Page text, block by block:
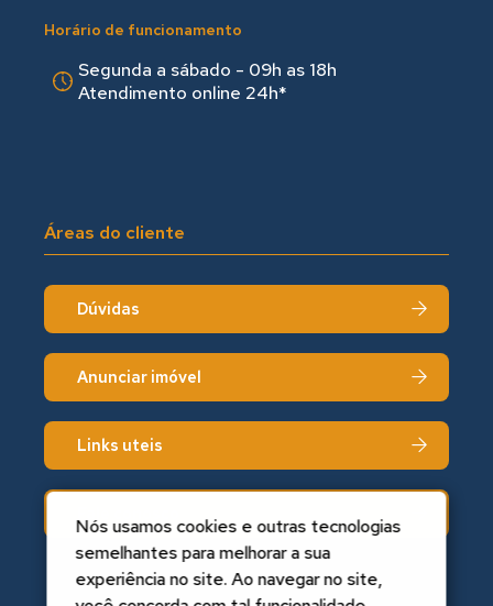
Horário de funcionamento
Segunda a sábado - 09h as 18hㅤㅤ
Atendimento online 24h*
Áreas do cliente
Dúvidas
Anunciar imóvel
Links uteis
Nós usamos cookies e outras tecnologias
semelhantes para melhorar a sua
experiência no site. Ao navegar no site,